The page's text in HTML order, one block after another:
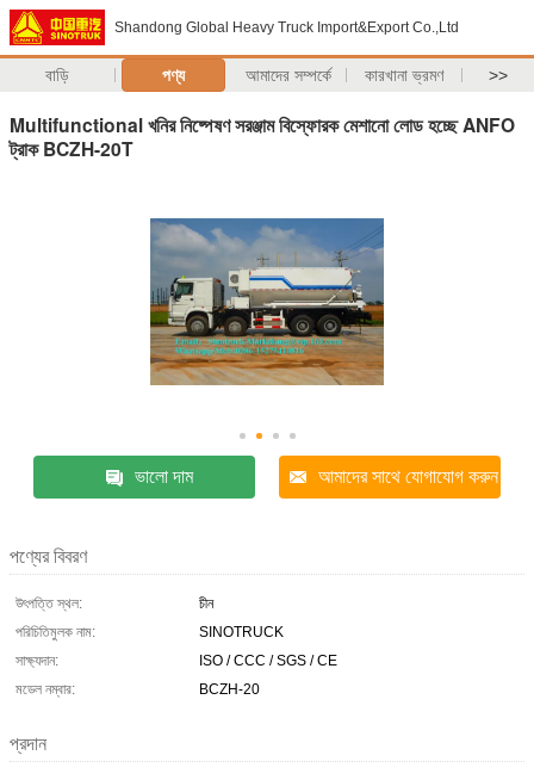
Shandong Global Heavy Truck Import&Export Co.,Ltd
বাড়ি পণ্য আমাদের সম্পর্কে কারখানা ভ্রমণ >>
Multifunctional খনির নিষ্পেষণ সরঞ্জাম বিস্ফোরক মেশানো লোড হচ্ছে ANFO
ট্রাক BCZH-20T
ভালো দাম আমাদের সাথে যোগাযোগ করুন
পণ্যের বিবরণ
উৎপত্তি স্থল:
চীন
পরিচিতিমুলক নাম:
SINOTRUCK
সাক্ষ্যদান:
ISO / CCC / SGS / CE
মডেল নম্বার:
BCZH-20
প্রদান